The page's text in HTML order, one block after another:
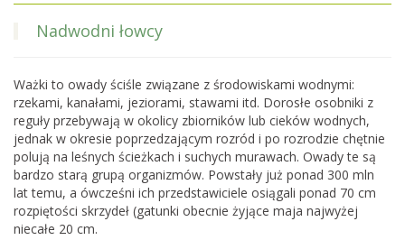
Nadwodni łowcy
Ważki to owady ściśle związane z środowiskami wodnymi:
rzekami, kanałami, jeziorami, stawami itd. Dorosłe osobniki z
reguły przebywają w okolicy zbiorników lub cieków wodnych,
jednak w okresie poprzedzającym rozród i po rozrodzie chętnie
polują na leśnych ścieżkach i suchych murawach. Owady te są
bardzo starą grupą organizmów. Powstały już ponad 300 mln
lat temu, a ówcześni ich przedstawiciele osiągali ponad 70 cm
rozpiętości skrzydeł (gatunki obecnie żyjące maja najwyżej
niecałe 20 cm.